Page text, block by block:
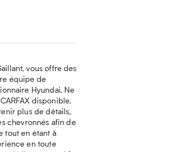
vous offre des
équipe de
Hyundai. Ne
disponible.
plus de détails,
chevronnés afin de
tout en étant à
en toute